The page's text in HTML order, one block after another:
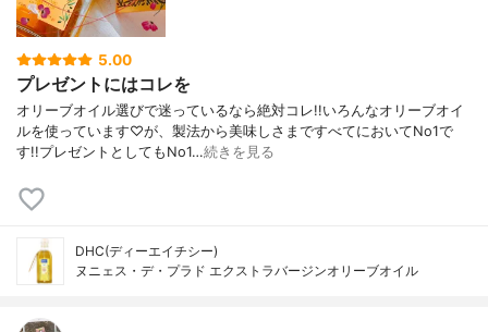
5.00
プレゼントにはコレを
オリーブオイル選びで迷っているなら絶対コレ!!いろんなオリーブオイ
ルを使っています♡が、製法から美味しさまですべてにおいてNo1で
す!!プレゼントとしてもNo1…続きを見る
DHC(ディーエイチシー)
ヌニェス・デ・プラド エクストラバージンオリーブオイル